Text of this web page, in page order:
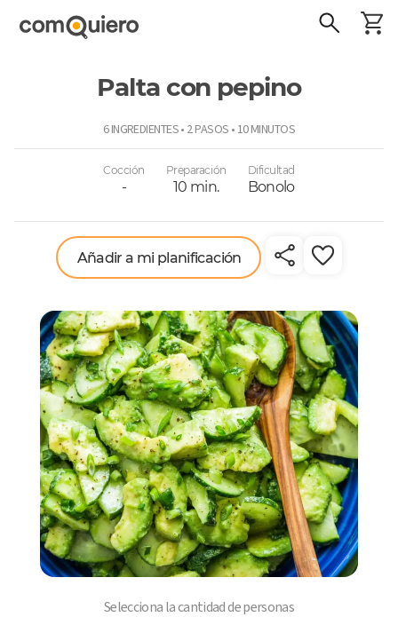
Palta con pepino
6 INGREDIENTES • 2 PASOS • 10 MINUTOS
Cocción
-
Preparación
10 min.
Dificultad
Bonolo
Añadir a mi planificación
Selecciona la cantidad de personas